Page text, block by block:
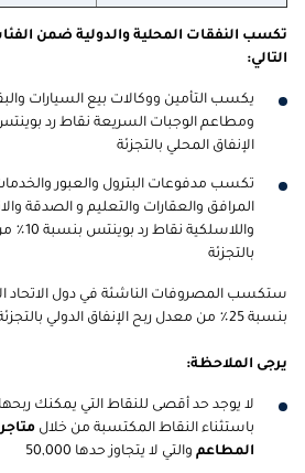
تكسب النفقات المحلية والدولية ضمن
التالي:
يكسب التأمين ووكالات بيع السيارات
الإنفاق المحلي بالتجزئة
تكسب مدفوعات البترول والعبور
المرافق والعقارات والتعليم و الصدقة
بالتجزئة
ستكسب المصروفات الناشئة في دول الاتحاد
بنسبة 25٪ من معدل ربح الإنفاق الدولي بالتجزئة.
يرجى الملاحظة:
لا يوجد حد أقصى للنقاط التي يمكنك
باستثناء النقاط المكتسبة من خلال
المطاعم والتي لا يتجاوز حدها 50,000